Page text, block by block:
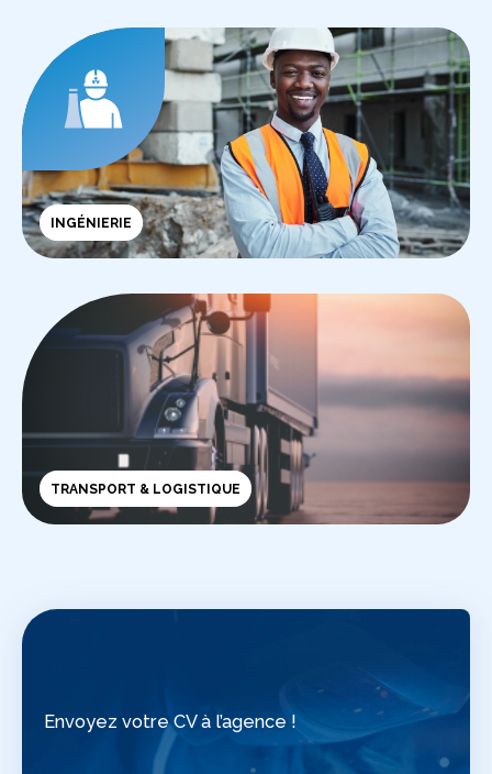
INGÉNIERIE
TRANSPORT & LOGISTIQUE
Envoyez votre CV à l’agence !